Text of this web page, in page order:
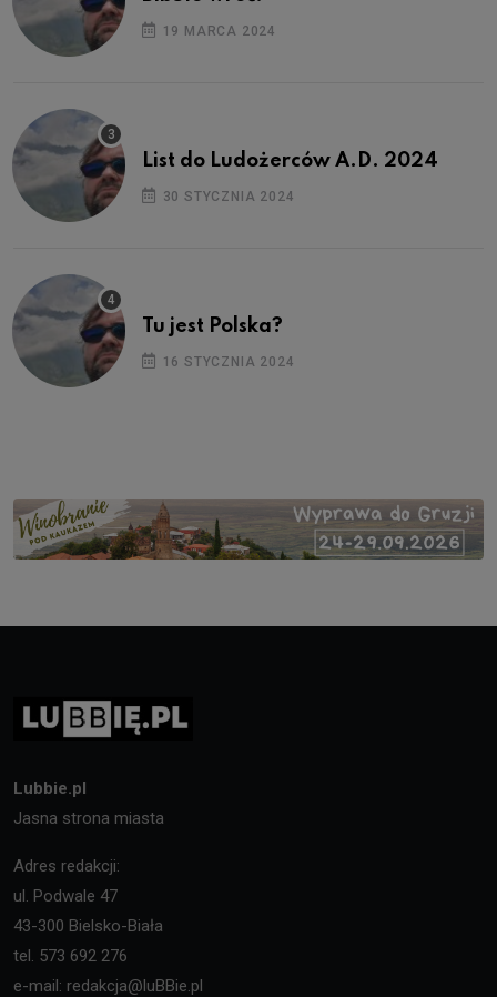
19 MARCA 2024
List do Ludożerców A.D. 2024
30 STYCZNIA 2024
Tu jest Polska?
16 STYCZNIA 2024
Lubbie.pl
Jasna strona miasta
Adres redakcji:
ul. Podwale 47
43-300 Bielsko-Biała
tel. 573 692 276
e-mail: redakcja@luBBie.pl